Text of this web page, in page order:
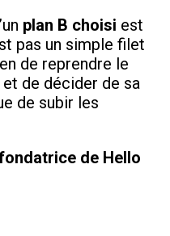
plan B choisi est
pas un simple filet
de reprendre le
de décider de sa
de subir les
de Hello